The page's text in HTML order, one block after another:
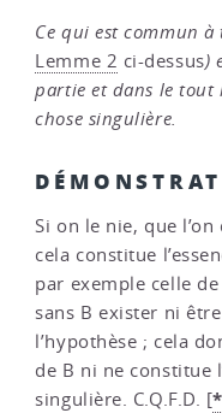
Ce qui est commun à
Lemme 2 ci-dessus)
partie et dans le tout
chose singulière.
Si on le nie, que
cela constitue
par exemple celle
sans B exister ni
l’hypothèse ; cela
de B ni ne constitue
singulière. C.Q.F.D. [